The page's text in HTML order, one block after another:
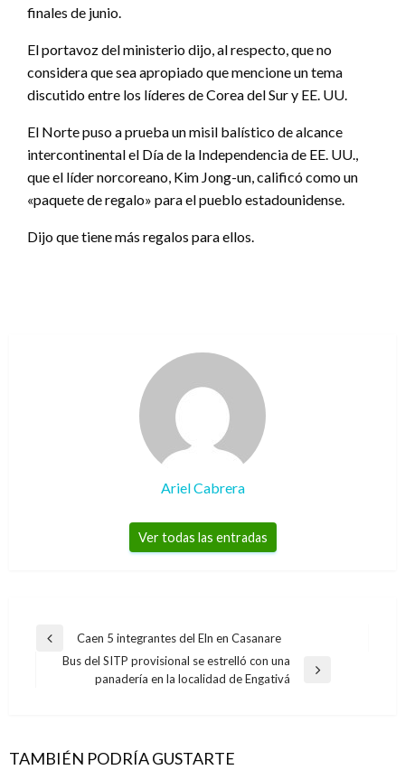
finales de junio.
El portavoz del ministerio dijo, al respecto, que no
considera que sea apropiado que mencione un tema
discutido entre los líderes de Corea del Sur y EE. UU.
El Norte puso a prueba un misil balístico de alcance
intercontinental el Día de la Independencia de EE. UU.,
que el líder norcoreano, Kim Jong-un, calificó como un
«paquete de regalo» para el pueblo estadounidense.
Dijo que tiene más regalos para ellos.
Ariel Cabrera
Ver todas las entradas
Navegación
entradas
Entrada
anterior
Caen 5 integrantes del Eln en Casanare
Bus del SITP provisional se estrelló con una
panadería en la localidad de Engativá
TAMBIÉN PODRÍA GUSTARTE